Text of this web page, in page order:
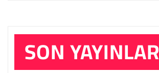
SON YAYINLAR